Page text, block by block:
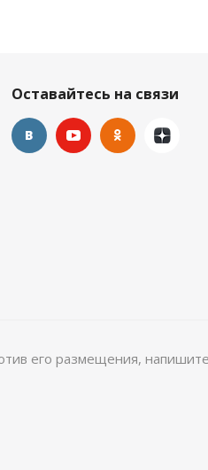
Оставайтесь на связи
его размещения,